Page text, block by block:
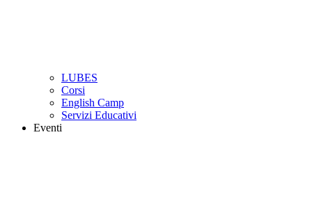
LUBES
Corsi
English Camp
Servizi Educativi
Eventi